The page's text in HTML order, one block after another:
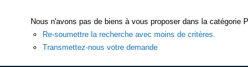
Nous n'avons pas de biens à vous proposer dans la
Re-soumettre la recherche avec moins de critères.
Transmettez-nous votre demande